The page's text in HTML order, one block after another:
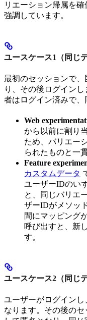
リエーション帰属を
強調しています。
ユースケース1（同じ
最初のセッションで
り、その後ログイン
者はログイン済みで、
Web
から以前に割り
ため、バリエー
られたものと一
Feature
カスタムデータ
ユーザーIDのい
と、同じバリエ
ザーIDがメソッ
間にマッピング
呼び出すと、新
す。
ユースケース2（同じ
ユーザーがログイン
なります。その後の